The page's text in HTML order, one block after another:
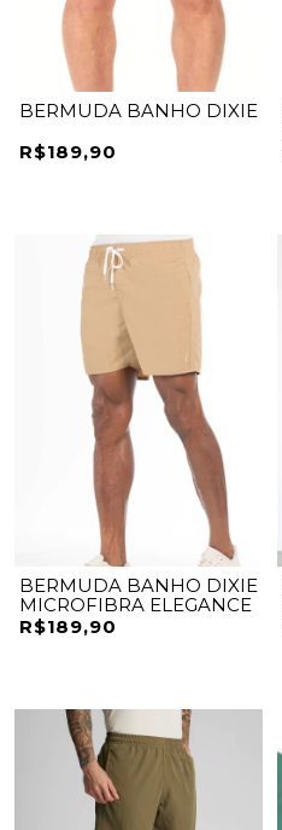
BERMUDA BANHO DIXIE
R$189,90
BERMUDA BANHO DIXIE
MICROFIBRA ELEGANCE
R$189,90